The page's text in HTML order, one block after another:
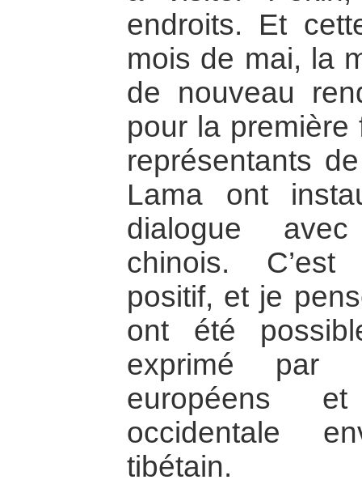
endroits. Et
mois de mai, la
de nouveau
pour la
représentants
Lama ont
dialogue
chinois. C’est
positif, et je
ont été
exprimé par
européens
occidentale
tibétain.